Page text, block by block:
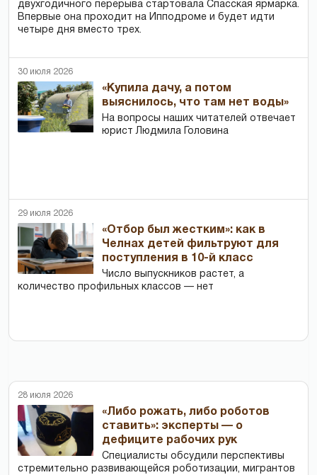
двухгодичного перерыва стартовала Спасская ярмарка.
Впервые она проходит на Ипподроме и будет идти
четыре дня вместо трех.
30 июля 2026
«Купила дачу, а потом
выяснилось, что там нет воды»
На вопросы наших читателей отвечает
юрист Людмила Головина
29 июля 2026
«Отбор был жестким»: как в
Челнах детей фильтруют для
поступления в 10-й класс
Число выпускников растет, а
количество профильных классов — нет
28 июля 2026
«Либо рожать, либо роботов
ставить»: эксперты — о
дефиците рабочих рук
Специалисты обсудили перспективы
стремительно развивающейся роботизации, мигрантов